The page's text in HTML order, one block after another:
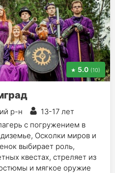
5.0 (10)
р-н
13-17 лет
с погружением в
Осколки миров и
выбирает роль,
квестах, стреляет из
и мягкое оружие